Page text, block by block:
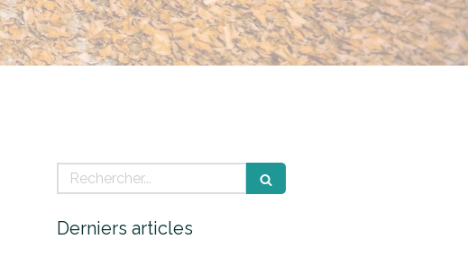
Rechercher
Derniers articles